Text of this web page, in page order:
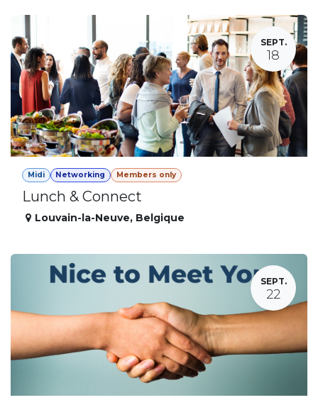
SEPT.
18
Midi Networking Members only
Lunch & Connect
Louvain-la-Neuve, Belgique
SEPT.
22